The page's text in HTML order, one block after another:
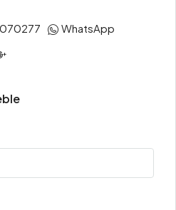
WhatsApp